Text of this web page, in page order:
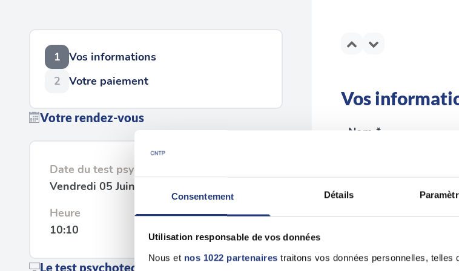
Consentement Détails
Utilisation responsable de vos données
Nous et nos 1022 partenaires traitons vos données personnelles, telles
1
Vos informations
2
Votre paiement
Votre rendez-vous
Date du test psychotechnique
Vendredi 05 Juin 2026
Heure
10:10
Le test psychotechnique
Vos
Nom *
Email *
En validant ce